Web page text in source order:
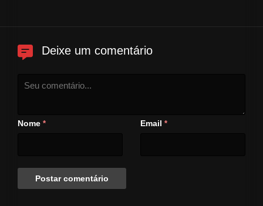
encontrar seu pai?
Deixe um comentário
Nome * Email *